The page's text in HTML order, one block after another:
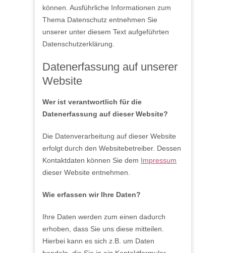
können. Ausführliche Informationen zum
Thema Datenschutz entnehmen Sie
unserer unter diesem Text aufgeführten
Datenschutzerklärung.
Datenerfassung auf unserer
Website
Wer ist verantwortlich für die
Datenerfassung auf dieser Website?
Die Datenverarbeitung auf dieser Website
erfolgt durch den Websitebetreiber. Dessen
Kontaktdaten können Sie dem Impressum
dieser Website entnehmen.
Wie erfassen wir Ihre Daten?
Ihre Daten werden zum einen dadurch
erhoben, dass Sie uns diese mitteilen.
Hierbei kann es sich z.B. um Daten